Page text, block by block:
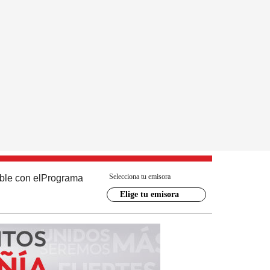
con el Programa Selecciona tu emisora
Elige tu emisora